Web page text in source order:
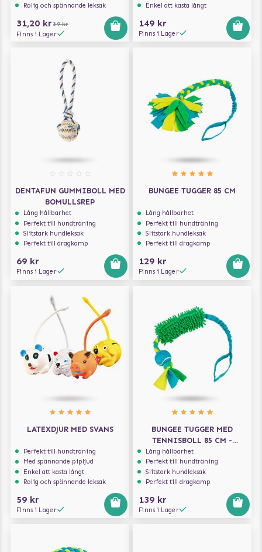
Rolig och spännande leksak
31,20 kr 39 kr
Finns i Lager
Enkel att kasta långt
149 kr
Finns i Lager
DENTAFUN GUMMIBOLL MED
BOMULLSREP
Lång hållbarhet
Perfekt till hundträning
Slitstark hundleksak
Perfekt till dragkamp
69 kr
Finns i Lager
BUNGEE TUGGER 85 CM
Lång hållbarhet
Perfekt till hundträning
Slitstark hundleksak
Perfekt till dragkamp
129 kr
Finns i Lager
LATEXDJUR MED SVANS
Perfekt till hundträning
Med spännande pipljud
Enkel att kasta långt
Rolig och spännande leksak
59 kr
Finns i Lager
BUNGEE TUGGER MED
TENNISBOLL 85 CM -
KAMPLEKSAK
Lång hållbarhet
Perfekt till hundträning
Slitstark hundleksak
Perfekt till dragkamp
139 kr
Finns i Lager